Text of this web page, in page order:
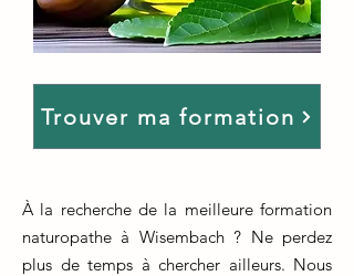
Trouver ma formation
À la recherche de la meilleure formation
naturopathe à Wisembach ? Ne perdez
plus de temps à chercher ailleurs. Nous